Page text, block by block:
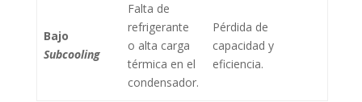
Bajo
Subcooling
Falta de
refrigerante
o alta carga
térmica en el
condensador.
Pérdida de
capacidad y
eficiencia.